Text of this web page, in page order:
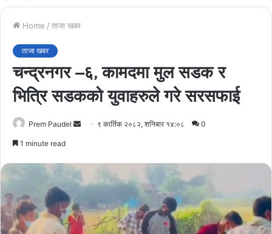
Home / ताजा खबर
ताजा खबर
चन्द्रनगर –६, कामदमा मुल सडक र
भित्रि सडकको युवाहरुले गरे सरसफाई
Prem Paudel
Send ९ कार्तिक २०८२, शनिबार १४:०८ 0
1 minute read